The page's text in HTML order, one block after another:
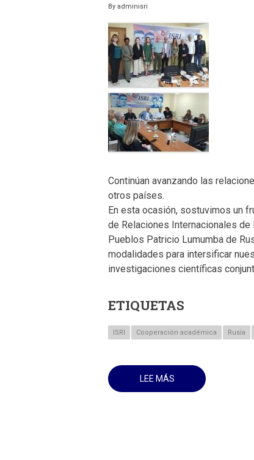
By adminisri
Continúan avanzando las
otros países.
En esta ocasión, sostuvimos un
de Relaciones Internacionales
Pueblos Patricio Lumumba de
modalidades para intersificar
investigaciones científicas
ETIQUETAS
ISRI Cooperación académica Rusia
LEE MÁS